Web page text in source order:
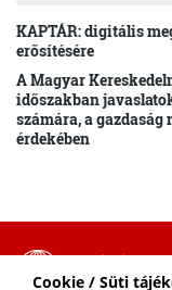
Cookie / Süti
KAPTÁR: digitális
erősítésére
A Magyar
időszakban
számára, a gazdaság
érdekében